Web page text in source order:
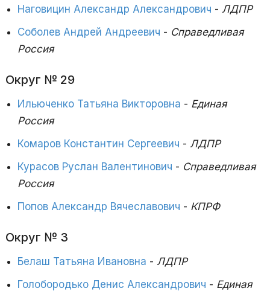
Наговицин Александр Александрович - ЛДПР
Соболев Андрей Андреевич - Справедливая
Россия
Округ № 29
Ильюченко Татьяна Викторовна - Единая
Россия
Комаров Константин Сергеевич - ЛДПР
Курасов Руслан Валентинович - Справедливая
Россия
Попов Александр Вячеславович - КПРФ
Округ № 3
Белаш Татьяна Ивановна - ЛДПР
Голобородько Денис Александрович - Единая